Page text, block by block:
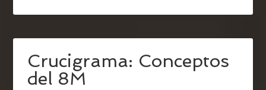
Crucigrama: Conceptos
del 8M